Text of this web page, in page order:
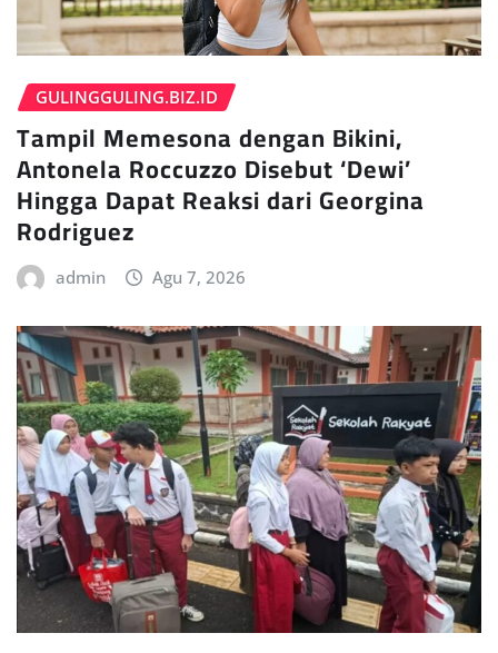
GULINGGULING.BIZ.ID
Tampil Memesona dengan Bikini,
Antonela Roccuzzo Disebut ‘Dewi’
Hingga Dapat Reaksi dari Georgina
Rodriguez
admin Agu 7, 2026